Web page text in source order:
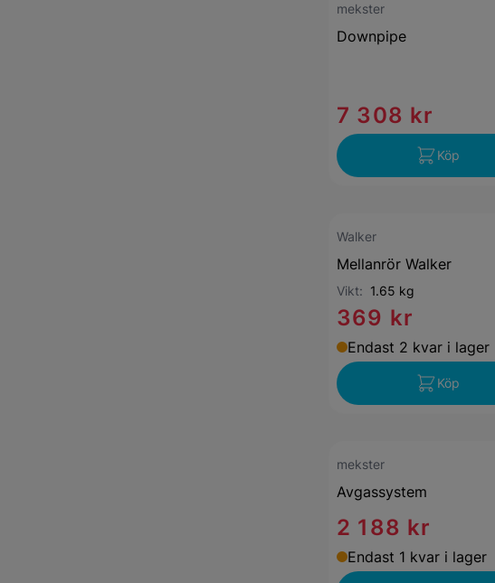
mekster
Downpipe
7 308 kr
Köp
Walker
Mellanrör Walker
Vikt: 1.65 kg
369 kr
Endast 2 kvar i lager
Köp
mekster
Avgassystem
2 188 kr
Endast 1 kvar i lager